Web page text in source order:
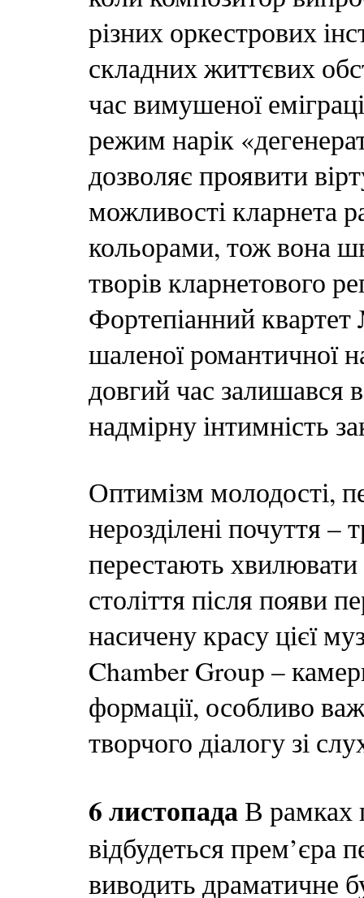
різних оркестрових
складних життєвих
час вимушеної
режим нарік
дозволяє проявити
можливості кларнета
кольорами, тож вона
творів кларнетового
Фортепіанний
шаленої романтичної
довгий час залишався
надмірну інтимність
Оптимізм молодості,
нерозділені почуття –
перестають хвилювати
століття після появи
насичену красу цієї
Chamber Group –
формації, особливо
творчого діалогу зі
6 листопада В рамках
відбудеться прем’єра
виводить драматичне